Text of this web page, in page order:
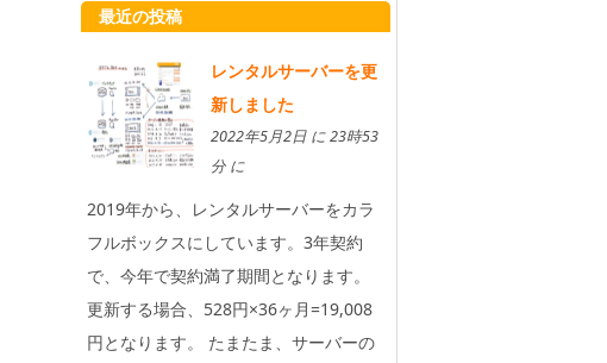
最近の投稿
レンタルサーバーを更
新しました
2022年5月2日 に 23時53
分 に
2019年から、レンタルサーバーをカラ
フルボックスにしています。3年契約
で、今年で契約満了期間となります。
更新する場合、528円×36ヶ月=19,008
円となります。 たまたま、サーバーの